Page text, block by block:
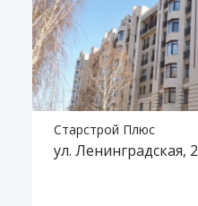
Старстрой Плюс
ул. Ленинградская, 2